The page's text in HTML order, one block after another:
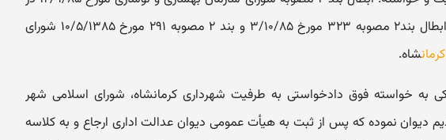
جلسه ۲۵ و ابطال بند۲ مصوبه ۳۲۳ مورخ ۳/۱۰/۸۵ و بند ۲ مصوبه ۲۹۱ مورخ ۱۰/۵/۱۳۸۵ شورای
شاه.
به خواسته فوق دادخواستی به طرفیت شهرداری کرمانشاه، شورای اسلامی شهر
دیوان نموده که پس از ثبت به هیأت عمومی دیوان عدالت اداری ارجاع و به کلاسه